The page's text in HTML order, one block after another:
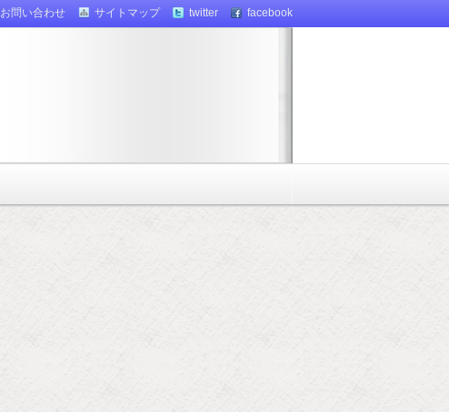
お問い合わせ サイトマップ twitter facebook